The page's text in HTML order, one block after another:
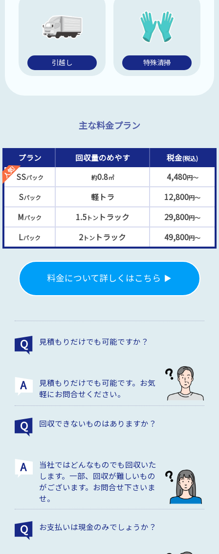
引越し 特殊清掃
主な料金プラン
プラン 回収量のめやす 税金(税込)
SSパック 約0.8㎡ 4,480円～
Sパック 軽トラ 12,800円～
Mパック 1.5トントラック 29,800円～
Lパック 2トン トラック 49,800円～
料金について詳しくはこちら
見積もりだけでも可能ですか？
見積もりだけでも可能です。お気
軽にお問合せください。
回収できないものはありますか？
当社ではどんなものでも回収いた
します。一部、回収が難しいもの
がございます。お問合せ下さいま
せ。
お支払いは現金のみでしょうか？